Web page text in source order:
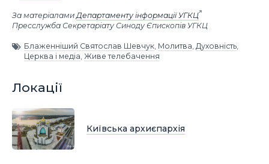
За матеріалами Департаменту інформації УГКЦ
Пресслужба Секретаріату Синоду Єпископів УГКЦ
Блаженніший Святослав Шевчук Молитва Духовність
Церква і медіа Живе телебачення
Локації
Київська архиєпархія